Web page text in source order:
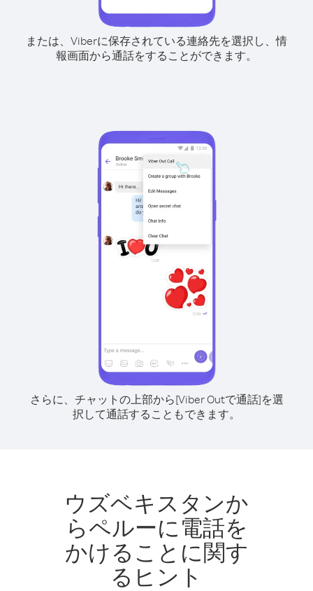
または、Viberに保存されている連絡先を選択し、情
報画面から通話をすることができます。
さらに、チャットの上部から[Viber Outで通話]を選
択して通話することもできます。
ウズベキスタンか
らペルーに電話を
かけることに関す
るヒント